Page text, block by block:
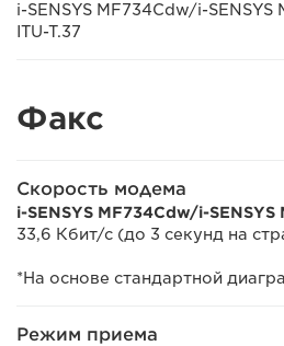
i-SENSYS MF734Cdw/i-SENSYS
ITU-T.37
Факс
Скорость модема
i-SENSYS MF734Cdw/i-SENSYS
33,6 Кбит/с (до 3 секунд на
*На основе стандартной
Режим приема